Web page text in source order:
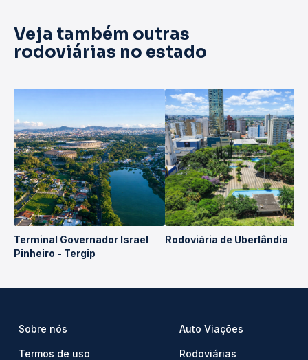
Veja também outras
rodoviárias no estado
Terminal Governador Israel
Pinheiro - Tergip
Rodoviária de Uberlândia
Sobre nós
Termos de uso
Auto Viações
Rodoviárias